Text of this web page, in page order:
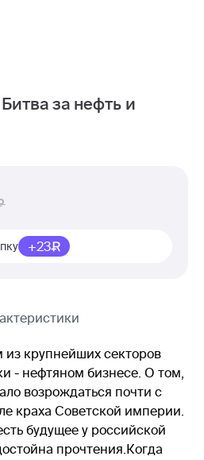
за нефть и
+23
крупнейших секторов
- нефтяном бизнесе. О том,
возрождаться почти с
краха Советской империи.
будущее у российской
прочтения.Когда